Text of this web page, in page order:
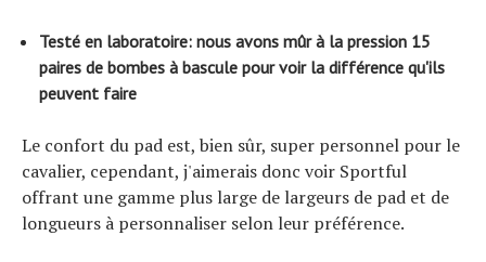
Testé en laboratoire: nous avons mûr à la pression 15
paires de bombes à bascule pour voir la différence qu'ils
peuvent faire
Le confort du pad est, bien sûr, super personnel pour le
cavalier, cependant, j'aimerais donc voir Sportful
offrant une gamme plus large de largeurs de pad et de
longueurs à personnaliser selon leur préférence.